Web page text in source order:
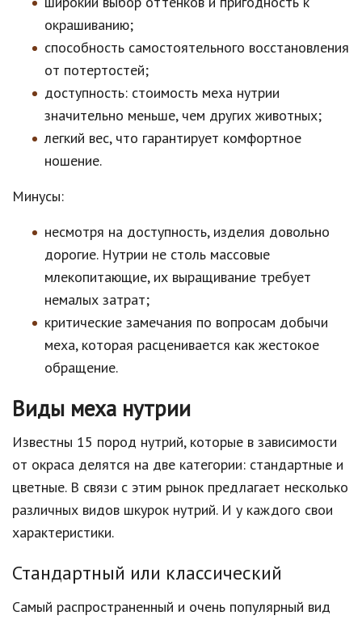
окрашиванию;
способность самостоятельного восстановления
от потертостей;
доступность: стоимость меха нутрии
значительно меньше, чем других животных;
легкий вес, что гарантирует комфортное
ношение.
Минусы:
несмотря на доступность, изделия довольно
дорогие. Нутрии не столь массовые
млекопитающие, их выращивание требует
немалых затрат;
критические замечания по вопросам добычи
меха, которая расценивается как жестокое
обращение.
Виды меха нутрии
Известны 15 пород нутрий, которые в зависимости
от окраса делятся на две категории: стандартные и
цветные. В связи с этим рынок предлагает несколько
различных видов шкурок нутрий. И у каждого свои
характеристики.
Стандартный или классический
Самый распространенный и очень популярный вид